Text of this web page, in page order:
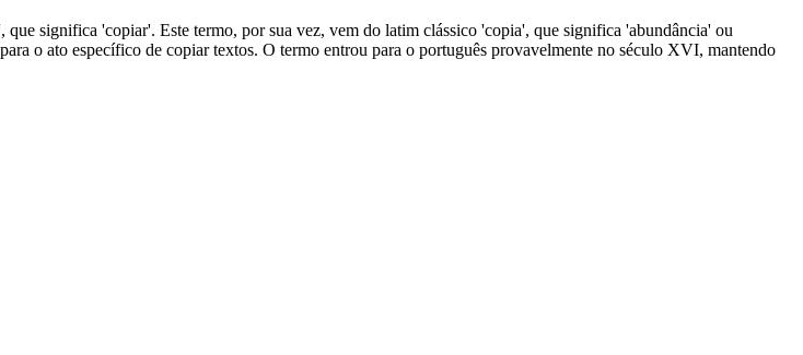
significa 'copiar'. Este termo, por sua vez, vem do latim clássico 'copia', que significa 'abundância' ou
o ato específico de copiar textos. O termo entrou para o português provavelmente no século XVI, mantendo